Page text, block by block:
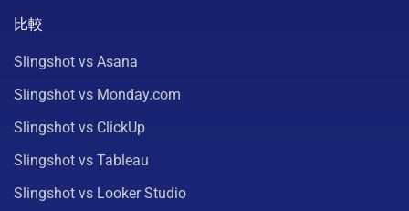
比較
Slingshot vs Asana
Slingshot vs Monday.com
Slingshot vs ClickUp
Slingshot vs Tableau
Slingshot vs Looker Studio